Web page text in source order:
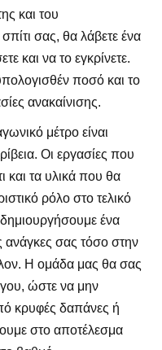
και του
σπίτι σας, θα λάβετε ένα
και να το εγκρίνετε.
ποσό και το
ανακαίνισης.
μέτρο είναι
Οι εργασίες που
και τα υλικά που θα
ρόλο στο τελικό
ένα
ανάγκες σας τόσο στην
Η ομάδα μας θα σας
ώστε να μην
κρυφές δαπάνες ή
στο αποτέλεσμα